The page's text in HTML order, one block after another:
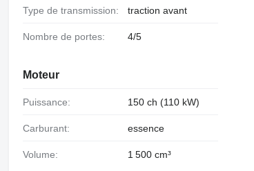
Type de transmission: traction avant
Nombre de portes: 4/5
Moteur
Puissance: 150 ch (110 kW)
Carburant: essence
Volume: 1 500 cm³